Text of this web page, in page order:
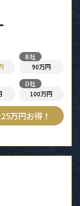
B社
90万円
D社
100万円
万円お得！